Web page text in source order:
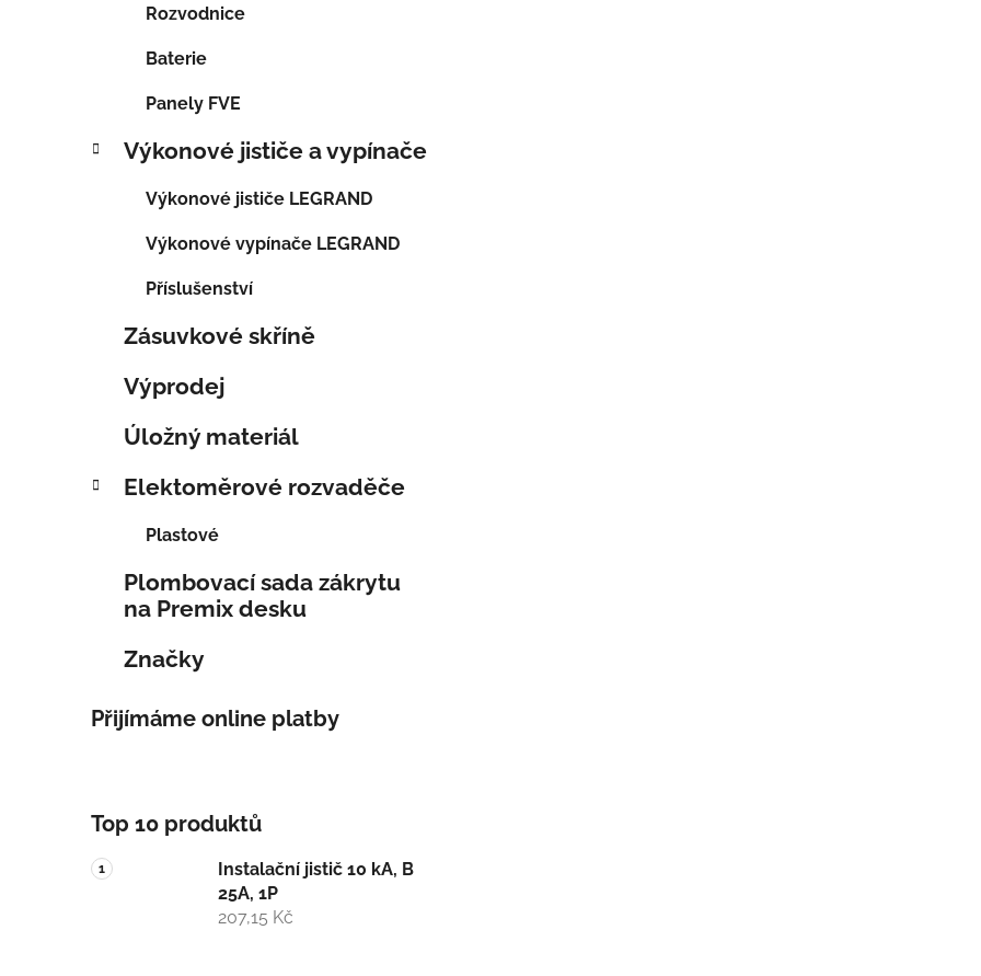
Rozvodnice
Baterie
Panely FVE
Výkonové jističe a vypínače
Výkonové jističe LEGRAND
Výkonové vypínače LEGRAND
Příslušenství
Zásuvkové skříně
Výprodej
Úložný materiál
Elektoměrové rozvaděče
Plastové
Plombovací sada zákrytu
na Premix desku
Značky
Přijímáme online platby
Top 10 produktů
Instalační jistič 10 kA, B
25A, 1P
207,15 Kč